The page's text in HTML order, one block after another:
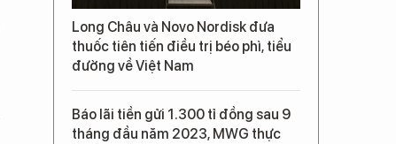
Long Châu và Novo Nordisk đưa
thuốc tiên tiến điều trị béo phì, tiểu
đường về Việt Nam
Báo lãi tiền gửi 1.300 tỉ đồng sau 9
tháng đầu năm 2023, MWG thực